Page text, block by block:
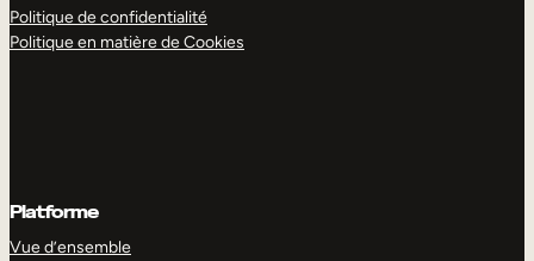
Politique de confidentialité
Politique en matière de Cookies
Platforme
Vue d’ensemble